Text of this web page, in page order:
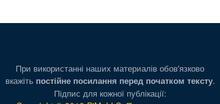
При використанні наших материалів обов'язково
вкажіть постійне посилання перед початком тексту.
Підпис для кожної публікації: